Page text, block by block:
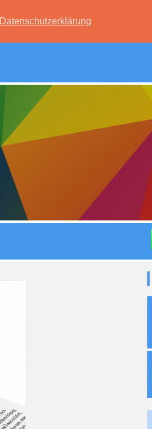
Datenschutzerklärung